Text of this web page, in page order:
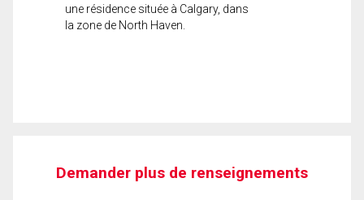
une résidence située à Calgary, dans
la zone de North Haven.
Demander plus de renseignements